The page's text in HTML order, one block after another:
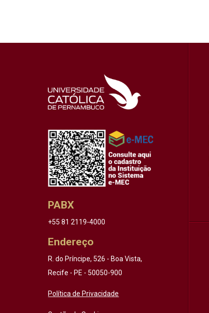
PABX
+55 81 2119-4000
Endereço
R. do Príncipe, 526 - Boa Vista,
Recife - PE - 50050-900
Política de Privacidade